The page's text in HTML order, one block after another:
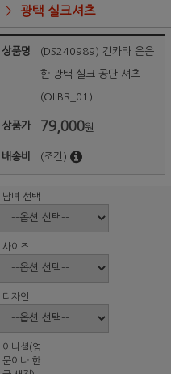
광택 실크셔츠
상품명 (DS240989) 긴카라 은은
한 광택 실크 공단 셔츠
(OLBR_01)
상품가 79,000원
배송비 (조건)
남녀 선택
사이즈
디자인
이니셜(영
문이나 한